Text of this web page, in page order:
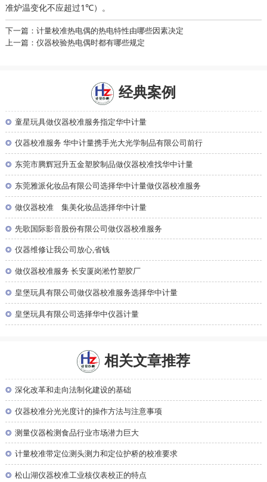
准炉温变化不应超过1℃）。
下一篇：计量校准热电偶的热电特性由哪些因素决定
上一篇：仪器校验热电偶时都有哪些规定
经典案例
◎ 童星玩具做仪器校准服务指定华中计量
◎ 仪器校准服务 华中计量携手光大光学制品有限公司前行
◎ 东莞市腾辉冠升五金塑胶制品做仪器校准找华中计量
◎ 东莞雅派化妆品有限公司选择华中计量做仪器校准服务
◎ 做仪器校准 集美化妆品选择华中计量
◎ 先歌国际影音股份有限公司做仪器校准服务
◎ 仪器维修让我公司放心,省钱
◎ 做仪器校准服务 长安厦岗淞竹塑胶厂
◎ 皇堡玩具有限公司做仪器校准服务选择华中计量
◎ 皇堡玩具有限公司选择华中仪器计量
相关文章推荐
◎ 深化改革和走向法制化建设的基础
◎ 仪器校准分光光度计的操作方法与注意事项
◎ 测量仪器检测食品行业市场潜力巨大
◎ 计量校准带定位测头测力和定位护桥的校准要求
◎ 松山湖仪器校准工业核仪表校正的特点